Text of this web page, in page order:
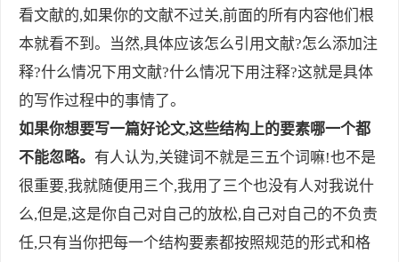
看文献的,如果你的文献不过关,前面的所有内容他们根
本就看不到。当然,具体应该怎么引用文献?怎么添加注
释?什么情况下用文献?什么情况下用注释?这就是具体
的写作过程中的事情了。
如果你想要写一篇好论文,这些结构上的要素哪一个都
不能忽略。 有人认为,关键词不就是三五个词嘛!也不是
很重要,我就随便用三个,我用了三个也没有人对我说什
么,但是,这是你自己对自己的放松,自己对自己的不负责
任,只有当你把每一个结构要素都按照规范的形式和格